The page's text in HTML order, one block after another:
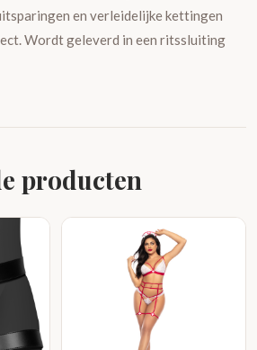
en verleidelijke kettingen
Wordt geleverd in een ritssluiting
producten